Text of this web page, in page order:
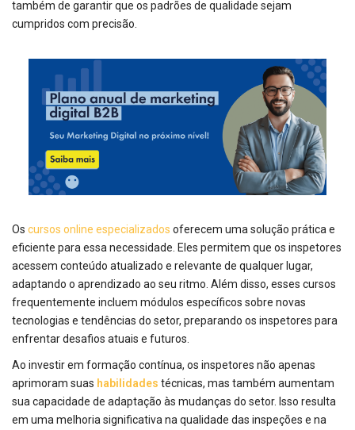
também de garantir que os padrões de qualidade sejam
cumpridos com precisão.
Os cursos online especializados oferecem uma solução prática e
eficiente para essa necessidade. Eles permitem que os inspetores
acessem conteúdo atualizado e relevante de qualquer lugar,
adaptando o aprendizado ao seu ritmo. Além disso, esses cursos
frequentemente incluem módulos específicos sobre novas
tecnologias e tendências do setor, preparando os inspetores para
enfrentar desafios atuais e futuros.
Ao investir em formação contínua, os inspetores não apenas
aprimoram suas habilidades técnicas, mas também aumentam
sua capacidade de adaptação às mudanças do setor. Isso resulta
em uma melhoria significativa na qualidade das inspeções e na